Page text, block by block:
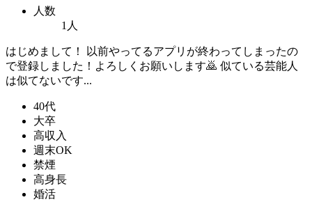
人数
1人
はじめまして！ 以前やってるアプリが終わってしまったの
で登録しました！よろしくお願いします🙇 似ている芸能人
は似てないです...
40代
大卒
高収入
週末OK
禁煙
高身長
婚活